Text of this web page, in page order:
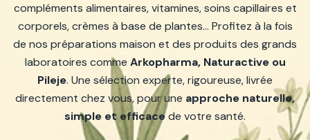
compléments alimentaires, vitamines, soins capillaires et
corporels, crèmes à base de plantes… Profitez à la fois
de nos préparations maison et des produits des grands
laboratoires comme Arkopharma, Naturactive ou
Pileje. Une sélection experte, rigoureuse, livrée
directement chez vous, pour une approche naturelle,
simple et efficacede votre santé.